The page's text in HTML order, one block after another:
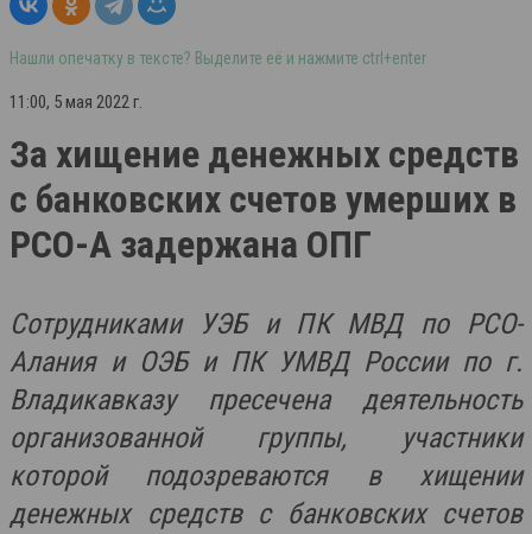
Нашли опечатку в тексте? Выделите её и нажмите ctrl+enter
11:00, 5 мая 2022 г.
За хищение денежных средств
с банковских счетов умерших в
РСО-А задержана ОПГ
Сотрудниками УЭБ и ПК МВД по РСО-
Алания и ОЭБ и ПК УМВД России по г.
Владикавказу пресечена деятельность
организованной группы, участники
которой подозреваются в хищении
денежных средств с банковских счетов